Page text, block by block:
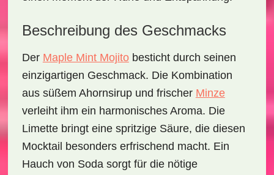
Beschreibung des Geschmacks
Der Maple Mint Mojitobesticht durch seinen
einzigartigen Geschmack. Die Kombination
aus süßem Ahornsirup und frischer Minze
verleiht ihm ein harmonisches Aroma. Die
Limette bringt eine spritzige Säure, die diesen
Mocktail besonders erfrischend macht. Ein
Hauch von Soda sorgt für die nötige